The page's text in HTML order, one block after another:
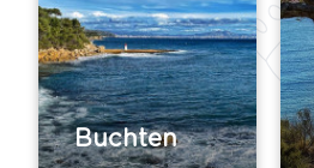
Buchten